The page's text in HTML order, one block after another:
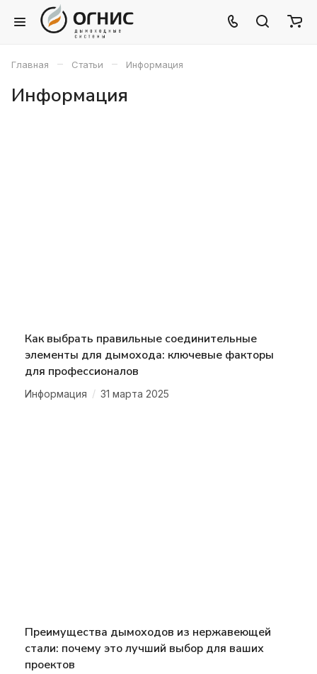
Главная – Статьи – Информация
Информация
Как выбрать правильные соединительные
элементы для дымохода: ключевые факторы
для профессионалов
Информация / 31 марта 2025
Преимущества дымоходов из нержавеющей
стали: почему это лучший выбор для ваших
проектов